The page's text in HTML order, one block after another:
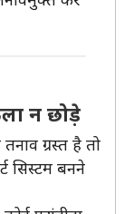
न छोड़े
ग्रस्त है तो
सिस्टम बनने